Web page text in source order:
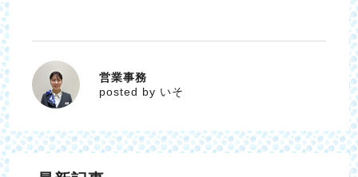
いそ
営業事務
posted by いそ